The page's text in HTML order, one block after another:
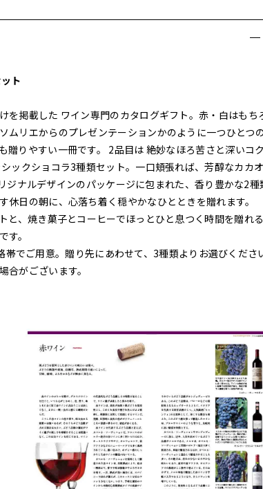
ト
を掲載した ワイン専門のカタログギフト。赤・白はもち
ムリエからのプレゼンテーションかのように一つひとつ
りやすい一冊です。 2品目は 絶妙なほろ苦さと深いコ
ックショコラ3種類セット。一口頬張れば、芳醇なカカ
ジナルデザインのパッケージに包まれた、香り豊かな2種
日の朝に、心落ち着く穏やかなひとときを贈れます。
、焼き菓子とコーヒーでほっとひと息つく時間を贈れ
。
でご用意。贈り先にあわせて、3種類よりお選びくださ
がございます。